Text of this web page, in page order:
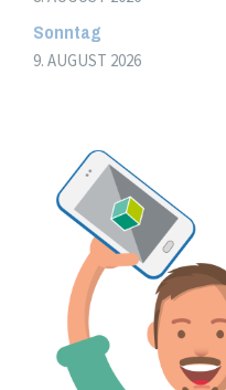
Sonntag
9. AUGUST 2026